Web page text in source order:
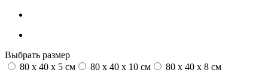
Выбрать размер
80 x 40 x 5 см
80 x 40 x 10 см
80 x 40 x 8 см